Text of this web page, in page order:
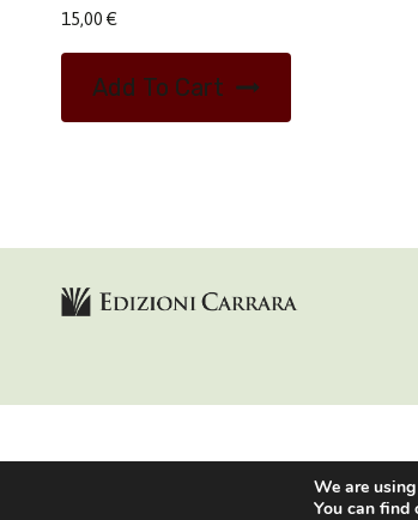
15,00 €
Add To Cart
We are
You can find